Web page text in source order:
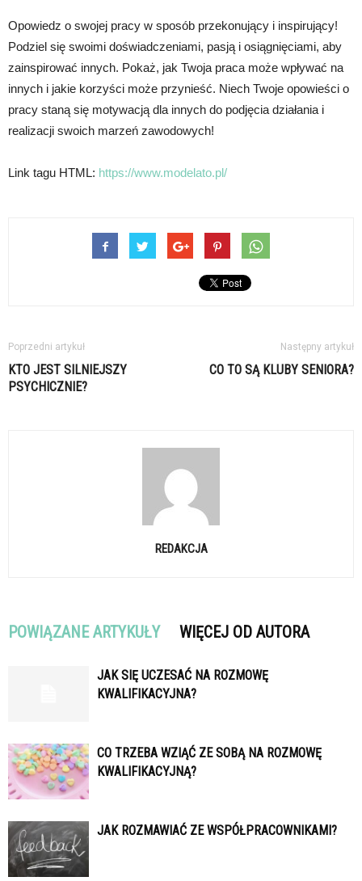
Opowiedz o swojej pracy w sposób przekonujący i inspirujący!
Podziel się swoimi doświadczeniami, pasją i osiągnięciami, aby
zainspirować innych. Pokaż, jak Twoja praca może wpływać na
innych i jakie korzyści może przynieść. Niech Twoje opowieści o
pracy staną się motywacją dla innych do podjęcia działania i
realizacji swoich marzeń zawodowych!
Link tagu HTML: https://www.modelato.pl/
Poprzedni artykuł
KTO JEST SILNIEJSZY
PSYCHICZNIE?
Następny artykuł
CO TO SĄ KLUBY SENIORA?
REDAKCJA
POWIĄZANE ARTYKUŁY WIĘCEJ OD AUTORA
JAK SIĘ UCZESAĆ NA ROZMOWĘ
KWALIFIKACYJNA?
CO TRZEBA WZIĄĆ ZE SOBĄ NA ROZMOWĘ
KWALIFIKACYJNĄ?
JAK ROZMAWIAĆ ZE WSPÓŁPRACOWNIKAMI?